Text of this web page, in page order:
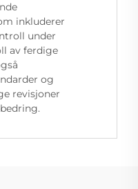
inkluderer
under
av ferdige
og
revisjoner